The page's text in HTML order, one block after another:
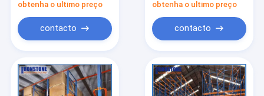
armazenamento
compacto
obtenha o ultimo preço
contacto
homogêneos da loja
obtenha o ultimo preço
contacto